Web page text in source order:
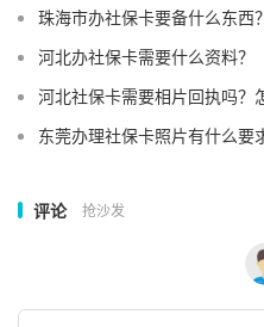
珠海市办社保卡要备什么东西？
河北办社保卡需要什么资料？
河北社保卡需要相片回执吗？
东莞办理社保卡照片有什么要
评论 抢沙发